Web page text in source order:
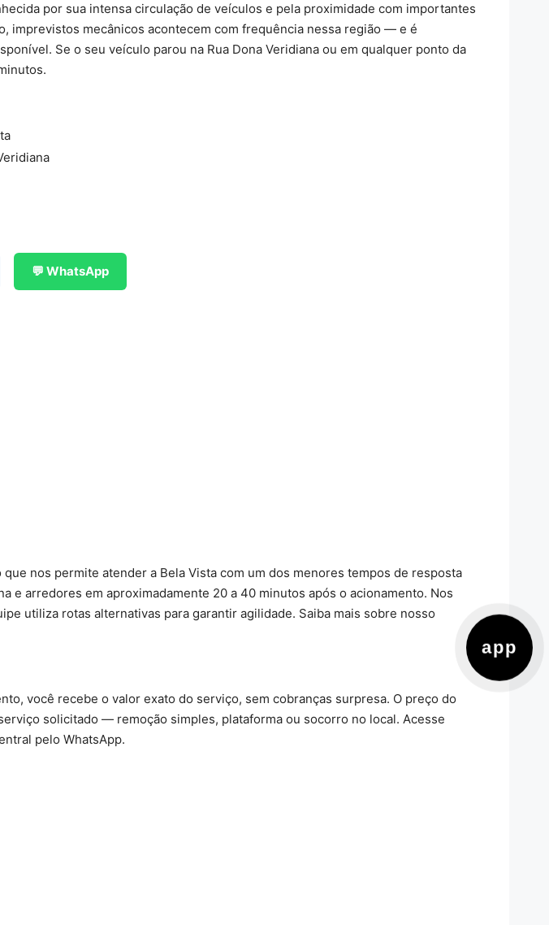
app
por sua intensa circulação de veículos e pela proximidade com importantes
imprevistos mecânicos acontecem com frequência nessa região — e é
Se o seu veículo parou na Rua Dona Veridiana ou em qualquer ponto da
💬 WhatsApp
nos permite atender a Bela Vista com um dos menores tempos de resposta
e arredores em aproximadamente 20 a 40 minutos após o acionamento. Nos
utiliza rotas alternativas para garantir agilidade. Saiba mais sobre nosso
você recebe o valor exato do serviço, sem cobranças surpresa. O preço do
solicitado — remoção simples, plataforma ou socorro no local. Acesse
pelo WhatsApp.